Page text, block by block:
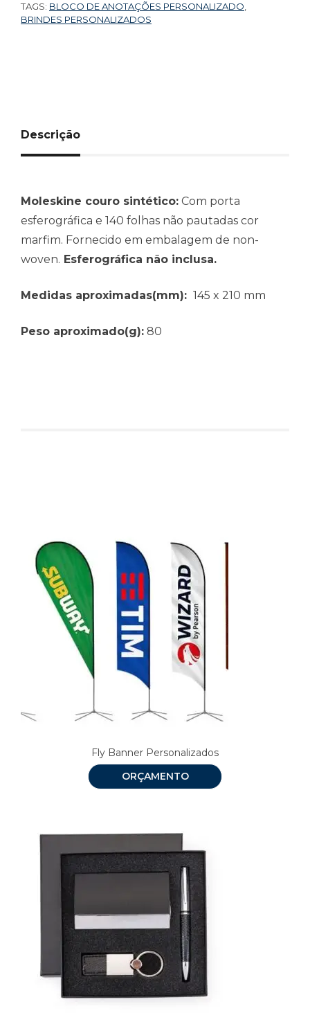
TAGS: BLOCO DE ANOTAÇÕES PERSONALIZADO
BRINDES PERSONALIZADOS
Descrição
Moleskine couro sintético: Com porta
esferográfica e 140 folhas não pautadas cor
marfim. Fornecido em embalagem de non-
woven. Esferográfica não inclusa.
Medidas aproximadas(mm): 145 x 210 mm
Peso aproximado(g): 80
Fly Banner Personalizados
ORÇAMENTO